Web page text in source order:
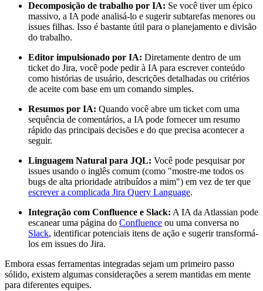
Decomposição de trabalho por IA: Se você tiver um épico
massivo, a IA pode analisá-lo e sugerir subtarefas menores ou
issues filhas. Isso é bastante útil para o planejamento e divisão
do trabalho.
Editor impulsionado por IA: Diretamente dentro de um
ticket do Jira, você pode pedir à IA para escrever conteúdo
como histórias de usuário, descrições detalhadas ou critérios
de aceite com base em um comando simples.
Resumos por IA: Quando você abre um ticket com uma
sequência de comentários, a IA pode fornecer um resumo
rápido das principais decisões e do que precisa acontecer a
seguir.
Linguagem Natural para JQL: Você pode pesquisar por
issues usando o inglês comum (como "mostre-me todos os
bugs de alta prioridade atribuídos a mim") em vez de ter que
escrever a complicada Jira Query Language.
Integração com Confluence e Slack: A IA da Atlassian pode
escanear uma página do Confluence ou uma conversa no
Slack, identificar potenciais itens de ação e sugerir transformá-
los em issues do Jira.
Embora essas ferramentas integradas sejam um primeiro passo
sólido, existem algumas considerações a serem mantidas em mente
para diferentes equipes.